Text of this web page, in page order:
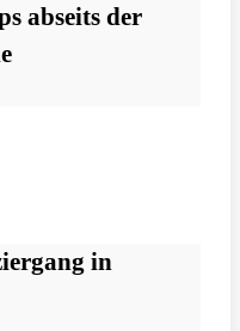
abseits der
in